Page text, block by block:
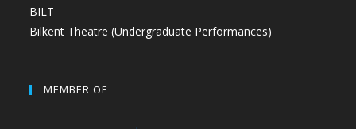
BILT
Bilkent Theatre (Undergraduate Performances)
MEMBER OF